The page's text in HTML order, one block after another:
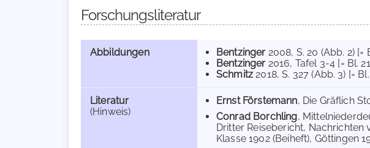
Forschungsliteratur
Abbildungen Bentzinger 2008, S. 20 (Abb. 2) [=
Bentzinger 2016, Tafel 3-4 [= Bl.
Schmitz 2018, S. 327 (Abb. 3) [=
Literatur
(Hinweis)
Ernst Förstemann, Die Gräflich
Conrad Borchling,
Dritter Reisebericht, Nachrichten
Klasse 1902 (Beiheft), Göttingen